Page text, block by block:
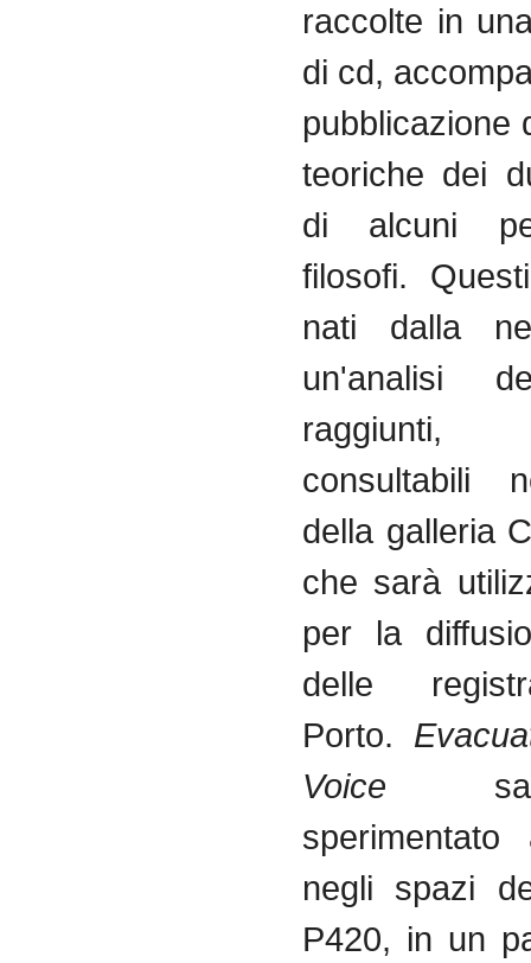
raccolte in
di cd,
pubblicazione
teoriche dei
di alcuni
filosofi.
nati dalla
un'analisi
raggiunti,
consultabili
della galleria
che sarà
per la
delle
Porto.
Voice
negli spazi
P420, in un